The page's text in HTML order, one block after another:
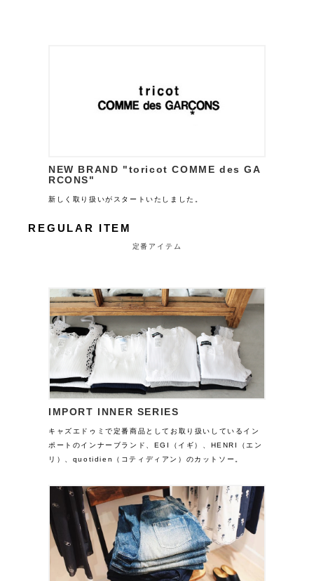
NEW BRAND "toricot COMME des GA
RCONS"
新しく取り扱いがスタートいたしました。
REGULAR ITEM
定番アイテム
IMPORT INNER SERIES
キャズエドゥミで定番商品としてお取り扱いしているイン
ポートのインナーブランド、EGI（イギ）、HENRI（エン
リ）、quotidien（コティディアン）のカットソー。